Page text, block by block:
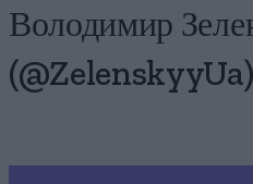
Володимир
(@ZelenskyyUa)